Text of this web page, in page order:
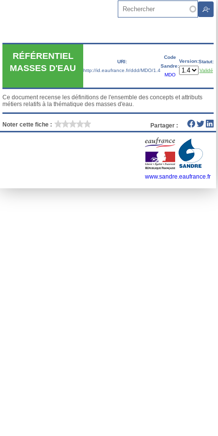
Rechercher
RÉFÉRENTIEL
MASSES D'EAU
URI:
http://id.eaufrance.fr/ddd/MDO/1.4
Code
Sandre:
MDO
Version:Statut:
Validé
Ce document recense les définitions de l'ensemble des concepts et attributs
métiers relatifs à la thématique des masses d'eau.
Noter cette fiche : Partager :
www.sandre.eaufrance.fr